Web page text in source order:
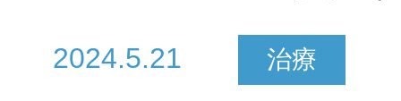
2024.5.21 治療